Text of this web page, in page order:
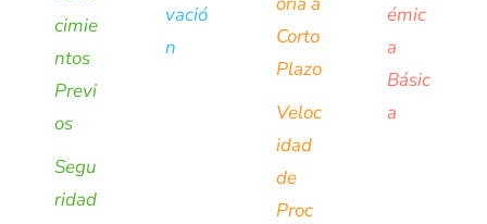
cimie
ntos
Previ
os
Segu
ridad
vació
n
Corto
Plazo
Veloc
idad
de
Proc
émic
a
Básic
a